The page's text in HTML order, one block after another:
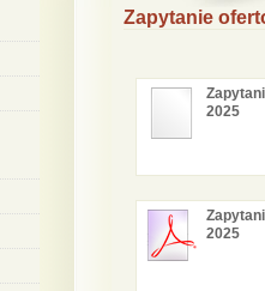
Zapytanie
2025
2025